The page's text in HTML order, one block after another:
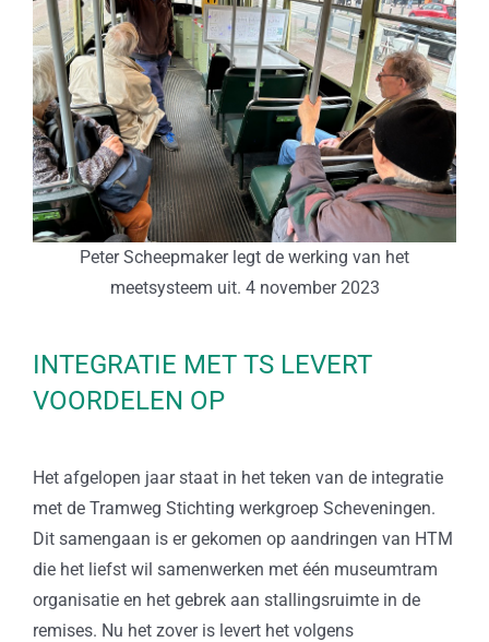
Peter Scheepmaker legt de werking van het
meetsysteem uit. 4 november 2023
INTEGRATIE MET TS LEVERT
VOORDELEN OP
Het afgelopen jaar staat in het teken van de integratie
met de Tramweg Stichting werkgroep Scheveningen.
Dit samengaan is er gekomen op aandringen van HTM
die het liefst wil samenwerken met één museumtram
organisatie en het gebrek aan stallingsruimte in de
remises. Nu het zover is levert het volgens